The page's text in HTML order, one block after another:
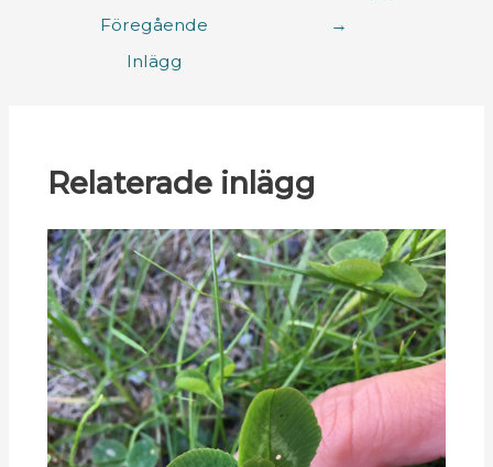
Föregående
Inlägg
→
Relaterade inlägg